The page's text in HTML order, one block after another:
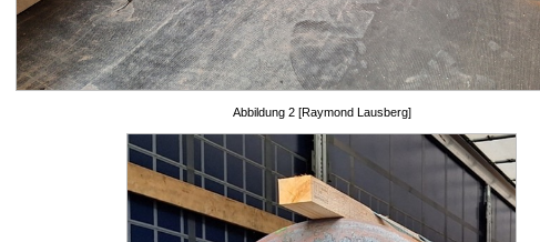
Abbildung 2 [Raymond Lausberg]